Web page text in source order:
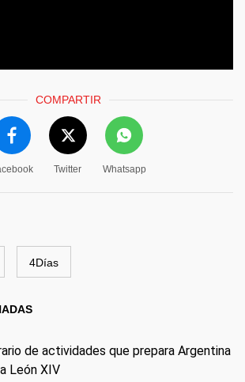
COMPARTIR
Twitter Whatsapp
4Días
de actividades que prepara Argentina
León XIV